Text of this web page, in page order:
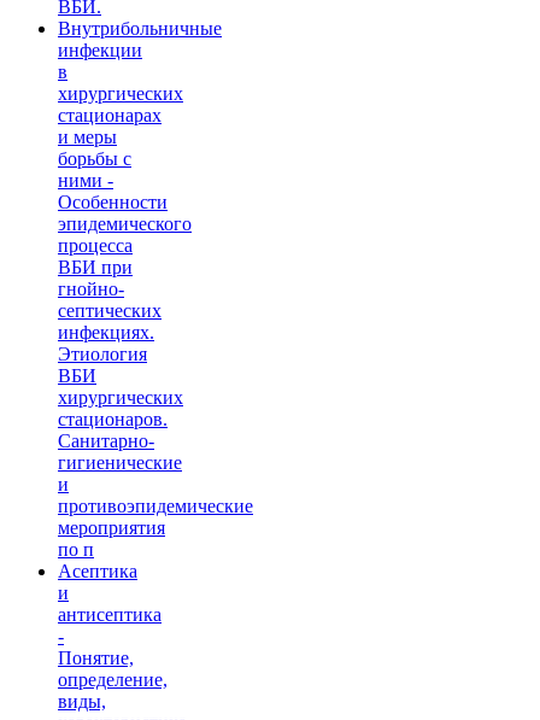
ВБИ.
Внутрибольничные
инфекции
в
хирургических
стационарах
и меры
борьбы с
ними -
Особенности
эпидемического
процесса
ВБИ при
гнойно-
септических
инфекциях.
Этиология
ВБИ
хирургических
стационаров.
Санитарно-
гигиенические
и
противоэпидемические
мероприятия
по п
Асептика
и
антисептика
-
Понятие,
определение,
виды,